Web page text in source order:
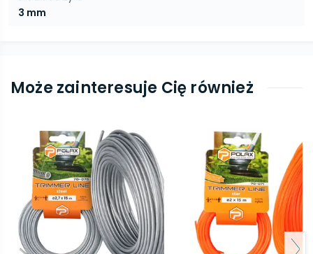
3 mm
Może zainteresuje Cię również